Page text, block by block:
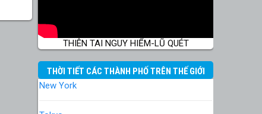
THIÊN TAI NGUY HIỂM-LŨ QUÉT
THỜI TIẾT CÁC THÀNH PHỐ TRÊN THẾ GIỚI
New York